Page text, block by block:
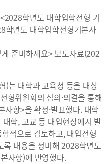
학년도 대학입학전형 기
학년도 대학입학전형기본사
준비하세요> 보도자료(202
)는 대학과 교육청 등을 대상
형위원회의 심의·의결을 통해
항>을 확정·발표했다. 대학
학, 고교 등 대입현장에서 발
적으로 검토하고, 대입전형
록 내용을 정비해 2028학년도
사항)에 반영했다.